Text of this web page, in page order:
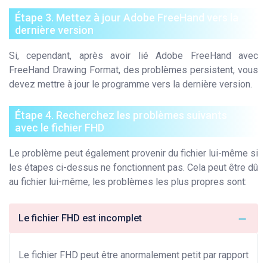
Étape 3. Mettez à jour Adobe FreeHand vers la
dernière version
Si, cependant, après avoir lié Adobe FreeHand avec
FreeHand Drawing Format, des problèmes persistent, vous
devez mettre à jour le programme vers la dernière version.
Étape 4. Recherchez les problèmes suivants
avec le fichier FHD
Le problème peut également provenir du fichier lui-même si
les étapes ci-dessus ne fonctionnent pas. Cela peut être dû
au fichier lui-même, les problèmes les plus propres sont:
Le fichier FHD est incomplet
Le fichier FHD peut être anormalement petit par rapport